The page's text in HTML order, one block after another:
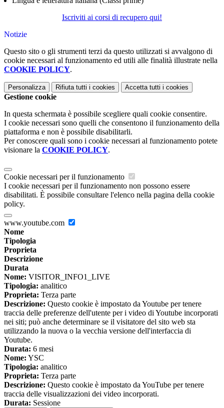
Iscriviti ai corsi di recupero qui!
Notizie
Questo sito o gli strumenti terzi da questo utilizzati si avvalgono di
cookie necessari al funzionamento ed utili alle finalità illustrate nella
COOKIE POLICY.
Personalizza Rifiuta tutti i cookies Accetta tutti i cookies
Gestione cookie
In questa schermata è possibile scegliere quali cookie consentire.
I cookie necessari sono quelli che consentono il funzionamento della
piattaforma e non è possibile disabilitarli.
Per conoscere quali sono i cookie necessari al funzionamento potete
visionare la COOKIE POLICY.
Cookie necessari per il funzionamento
I cookie necessari per il funzionamento non possono essere
disabilitati. È possibile consultare l'elenco nella pagina della cookie
policy.
www.youtube.com
Nome
Tipologia
Proprieta
Descrizione
Durata
Nome: VISITOR_INFO1_LIVE
Tipologia: analitico
Proprieta: Terza parte
Descrizione: Questo cookie è impostato da Youtube per tenere
traccia delle preferenze dell'utente per i video di Youtube incorporati
nei siti; può anche determinare se il visitatore del sito web sta
utilizzando la nuova o la vecchia versione dell'interfaccia di
Youtube.
Durata: 6 mesi
Nome: YSC
Tipologia: analitico
Proprieta: Terza parte
Descrizione: Questo cookie è impostato da YouTube per tenere
traccia delle visualizzazioni dei video incorporati.
Durata: Sessione